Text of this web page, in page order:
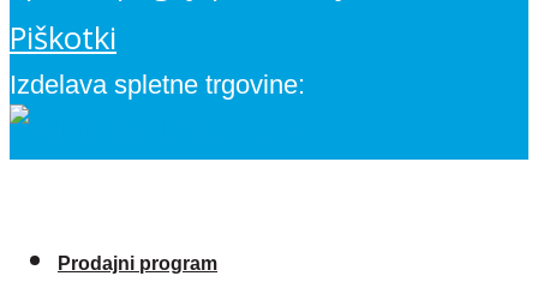
Piškotki
Izdelava spletne trgovine:
Prodajni program